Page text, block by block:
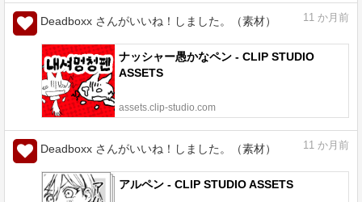
PS スタイル ブラシ - CLIP STUDIO
ASSETS
assets.clip-studio.com
Deadboxx さんがいいね！しました。（素材）
ナッシャー愚かなペン - CLIP STUDIO
ASSETS
assets.clip-studio.com